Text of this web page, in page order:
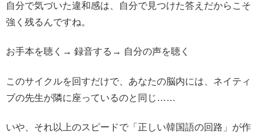
自分で気づいた違和感は、自分で見つけた答えだからこそ
強く残るんですね。
お手本を聴く→ 録音する→ 自分の声を聴く
このサイクルを回すだけで、あなたの脳内には、ネイティ
ブの先生が隣に座っているのと同じ……
いや、それ以上のスピードで「正しい韓国語の回路」が作